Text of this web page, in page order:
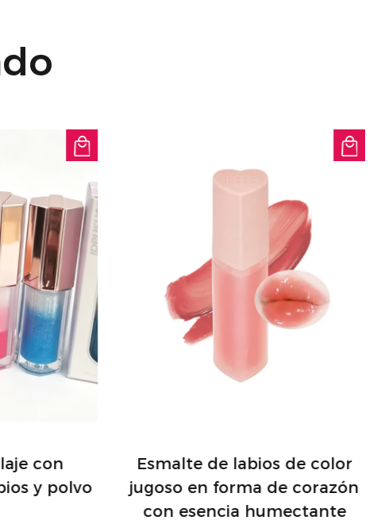
asegurando que sus labios
24 horas del día, los 7 días de la
rápida: experimente resultados más
bálsamos labiales tradicionales.
especial durante la noche para
de modo que pueda despertarse
y bien hidratados.
de cuidado de labios con nuestra
Hidratante Berry Lip Sleeping Care
de unos labios
y radiantes todos los días.
con
y polvo
Esmalte de labios de color
jugoso en forma de corazón
con esencia humectante